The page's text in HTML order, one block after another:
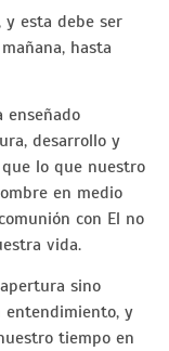
y esta debe ser
hasta
enseñado
desarrollo y
lo que nuestro
en medio
con El no
vida.
sino
entendimiento, y
tiempo en